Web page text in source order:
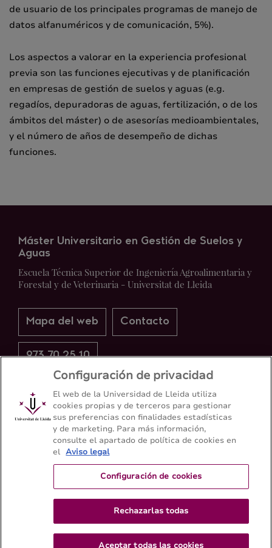
de usuario de los principales programas de manejo de
datos alfanuméricos y de comunicación, 5%).
Los aspectos a valorar en la experiencia profesional
previa son las funciones ejecutivas y de planificación
en empresas de gestión de suelos y aguas (e.g.
regadíos, depuradoras de aguas, fertilización, o de los
ámbitos del máster) o de asesorías medioambientales,
y el número de años de desempeño de dichas
funciones.
Máster Universitario en Gestión de Suelos y
Aguas
Escuela Técnica Superior de Ingeniería Agroalimentaria y
Forestal y de Veterinaria - Universitat de Lleida
Mapa del web Contacto
973 70 25 10
Configuración de privacidad
El web de la Universidad de Lleida utiliza
cookies propias y de terceros para gestionar
sus preferencias con finalidades estadísticas
y de marketing. Para más información,
consulte el apartado de política de cookies en
el Aviso legal
Configuración de cookies
Rechazarlas todas
Aceptar todas las cookies